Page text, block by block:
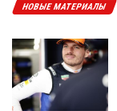
НОВЫЕ МАТЕРИАЛЫ